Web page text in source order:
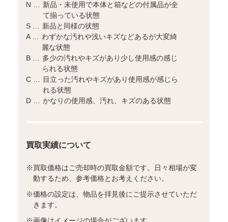
N …
新品・未使用で本体と箱などの付属品が全
て揃っている状態
S …
新品と同様の状態
A …
わずかな汚れや浅いキズなどあるが大変綺
麗な状態
B …
多少の汚れやキズがあり少し使用感の感じ
られる状態
C …
目立った汚れやキズがあり使用感が感じら
れる状態
D …
かなりの使用感、汚れ、キズのある状態
買取実績について
※買取価格はご売却時の買取金額です。日々相場が変
動するため、参考価格とお考えください。
※価格の設定は、物品を拝見後にご提示させていただ
きます。